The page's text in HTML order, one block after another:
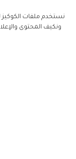
نستخدم ملفات
ونكيف المحتوى